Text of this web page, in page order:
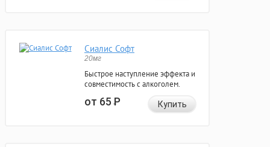
Сиалис Софт
20мг
Быстрое наступление эффекта и
совместимость с алкоголем.
от 65Р Купить